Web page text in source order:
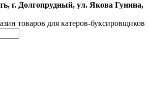
г. Долгопрудный, ул. Якова Гунина,
товаров для катеров-буксировщиков